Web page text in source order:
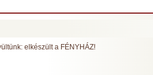
elkészült a FÉNYHÁZ!